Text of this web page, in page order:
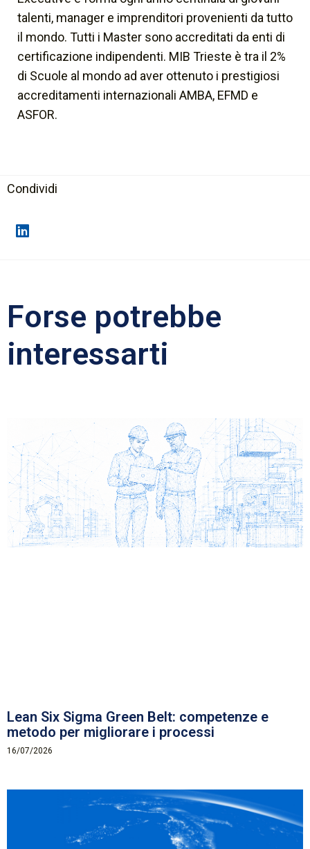
talenti, manager e imprenditori provenienti da tutto
il mondo. Tutti i Master sono accreditati da enti di
certificazione indipendenti. MIB Trieste è tra il 2%
di Scuole al mondo ad aver ottenuto i prestigiosi
accreditamenti internazionali AMBA, EFMD e
ASFOR.
Condividi
Forse potrebbe
interessarti
Lean Six Sigma Green Belt: competenze e
metodo per migliorare i processi
16/07/2026